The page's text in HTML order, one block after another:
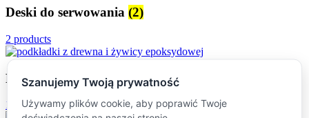
Deski do serwowania (2)
2 products
Podkładki(16)
16 products